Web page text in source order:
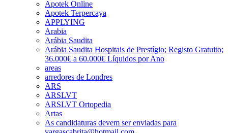
Apotek Online
Apotek Terpercaya
APPLYING
Arabia
Arábia Saudita
Arábia Saudita Hospitais de Prestígio; Registo Gratuito;
36.000€ a 60.000€ Líquidos por Ano
areas
arredores de Londres
ARS
ARSLVT
ARSLVT Ortopedia
Artas
As candidaturas devem ser enviadas para